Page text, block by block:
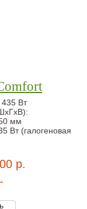
Вт
мм
Вт (галогеновая
р.